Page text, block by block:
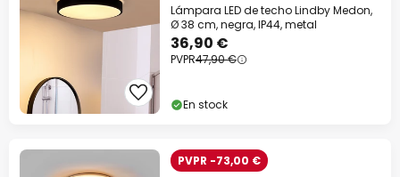
Lámpara LED de techo Lindby Medon,
Ø 38 cm, negra, IP44, metal
36,90 €
PVPR47,90 €
En stock
PVPR -73,00 €